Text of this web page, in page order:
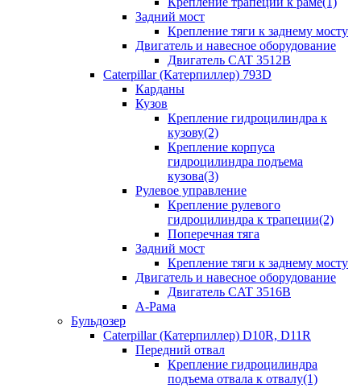
Задний мост
Крепление тяги к заднему мосту
Двигатель и навесное оборудование
Двигатель CAT 3512B
Caterpillar (Катерпиллер) 793D
Карданы
Кузов
Крепление гидроцилиндра к
кузову(2)
Крепление корпуса
гидроцилиндра подъема
кузова(3)
Рулевое управление
Крепление рулевого
гидроцилиндра к трапеции(2)
Поперечная тяга
Задний мост
Крепление тяги к заднему мосту
Двигатель и навесное оборудование
Двигатель CAT 3516B
А-Рама
Бульдозер
Caterpillar (Катерпиллер) D10R, D11R
Передний отвал
Крепление гидроцилиндра
подъема отвала к отвалу(1)